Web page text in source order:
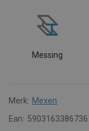
Messing
Merk: Mexen
Ean: 5903163386736